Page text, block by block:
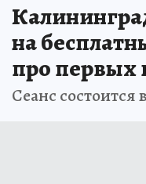
на
про первых
Сеанс состоится